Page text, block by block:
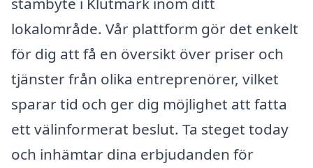
lokalområde. Vår plattform gör det enkelt
för dig att få en översikt över priser och
tjänster från olika entreprenörer, vilket
sparar tid och ger dig möjlighet att fatta
ett välinformerat beslut. Ta steget today
och inhämtar dina erbjudanden för